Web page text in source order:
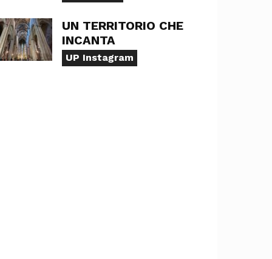
UN TERRITORIO CHE
INCANTA
UP Instagram